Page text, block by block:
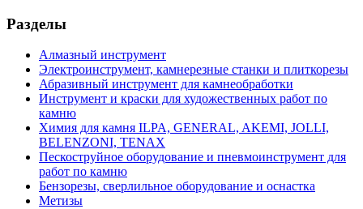
Разделы
Алмазный инструмент
Электроинструмент, камнерезные станки и плиткорезы
Абразивный инструмент для камнеобработки
Инструмент и краски для художественных работ по
камню
Химия для камня ILPA, GENERAL, AKEMI, JOLLI,
BELENZONI, TENAX
Пескоструйное оборудование и пневмоинструмент для
работ по камню
Бензорезы, сверлильное оборудование и оснастка
Метизы